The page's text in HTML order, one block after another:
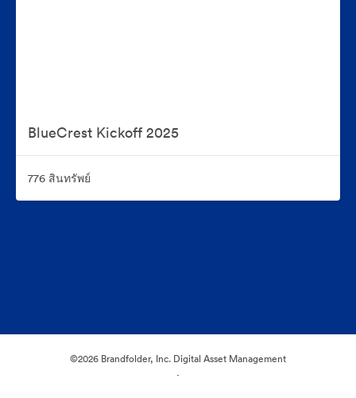
BlueCrest Kickoff 2025
776 สินทรัพย์
©2026 Brandfolder, Inc. Digital Asset Management
·